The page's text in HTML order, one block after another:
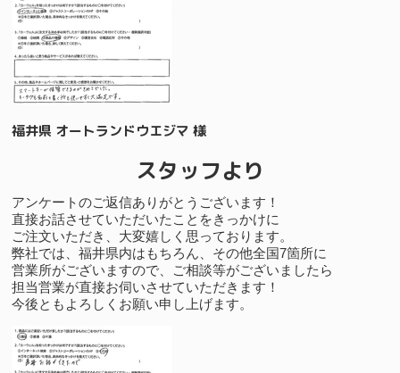
福井県 オートランドウエジマ 様
スタッフより
アンケートのご返信ありがとうございます！
直接お話させていただいたことをきっかけに
ご注文いただき、大変嬉しく思っております。
弊社では、福井県内はもちろん、その他全国7箇所に
営業所がございますので、ご相談等がございましたら
担当営業が直接お伺いさせていただきます！
今後ともよろしくお願い申し上げます。